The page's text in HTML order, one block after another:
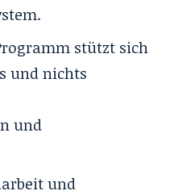
stützt sich
und nichts
und
und